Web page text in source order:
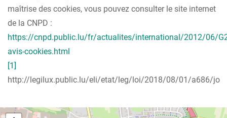
maîtrise des cookies, vous pouvez consulter le site internet
de la CNPD :
https://cnpd.public.lu/fr/actualites/international/2012/06/
avis-cookies.html
[1]
http://legilux.public.lu/eli/etat/leg/loi/2018/08/01/a686/jo